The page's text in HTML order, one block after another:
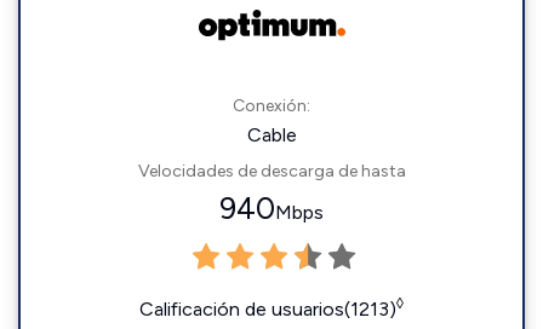
Conexión:
Cable
Velocidades de descarga de hasta
940Mbps
Calificación de usuarios(1213)◊